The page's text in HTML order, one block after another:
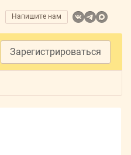
Напишите нам
Зарегистрироваться